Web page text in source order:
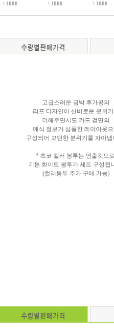
\ 1000 \ 1000 \ 1000
고급스러운 금박 후가공의
리프 디자인이 신비로운 분위
더해주면서도 카드 겉면의
예식 정보가 심플한 레이아웃
구성되어 모던한 분위기를 자아냅
* 초코 컬러 봉투는 연출컷으
기본 화이트 봉투가 세트 구성됩
(컬러봉투 추가 구매 가능)